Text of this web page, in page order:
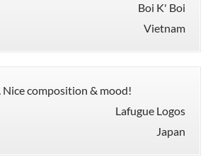
Boi K' Boi
Vietnam
composition & mood!
Lafugue Logos
Japan